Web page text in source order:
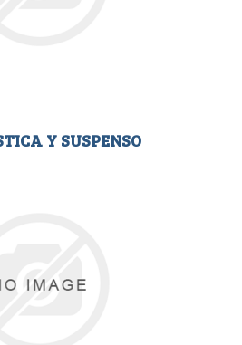
Y SUSPENSO